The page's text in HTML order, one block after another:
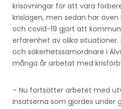
krisövningar för att vara
krislägen, men sedan har
och covid-19 gjort att
erfarenhet av olika situationer.
och säkerhetssamordnare i
många år arbetat med
– Nu fortsätter arbetet med
insatserna som gjordes